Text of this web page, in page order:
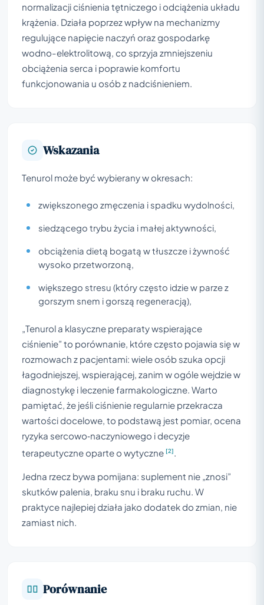
normalizacji ciśnienia tętniczego i odciążenia układu
krążenia. Działa poprzez wpływ na mechanizmy
regulujące napięcie naczyń oraz gospodarkę
wodno-elektrolitową, co sprzyja zmniejszeniu
obciążenia serca i poprawie komfortu
funkcjonowania u osób z nadciśnieniem.
Wskazania
Tenurol może być wybierany w okresach:
zwiększonego zmęczenia i spadku wydolności,
siedzącego trybu życia i małej aktywności,
obciążenia dietą bogatą w tłuszcze i żywność
wysoko przetworzoną,
większego stresu (który często idzie w parze z
gorszym snem i gorszą regeneracją),
„Tenurol a klasyczne preparaty wspierające
ciśnienie” to porównanie, które często pojawia się w
rozmowach z pacjentami: wiele osób szuka opcji
łagodniejszej, wspierającej, zanim w ogóle wejdzie w
diagnostykę i leczenie farmakologiczne. Warto
pamiętać, że jeśli ciśnienie regularnie przekracza
wartości docelowe, to podstawą jest pomiar, ocena
ryzyka sercowo‑naczyniowego i decyzje
terapeutyczne oparte o wytyczne [2]
Jedna rzecz bywa pomijana: suplement nie „znosi”
skutków palenia, braku snu i braku ruchu. W
praktyce najlepiej działa jako dodatek do zmian, nie
zamiast nich.
Porównanie